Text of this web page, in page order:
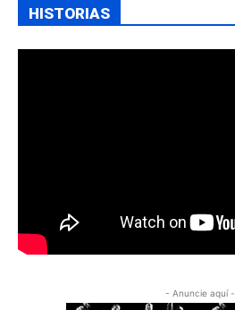
HISTORIAS
- Anuncie aquí -